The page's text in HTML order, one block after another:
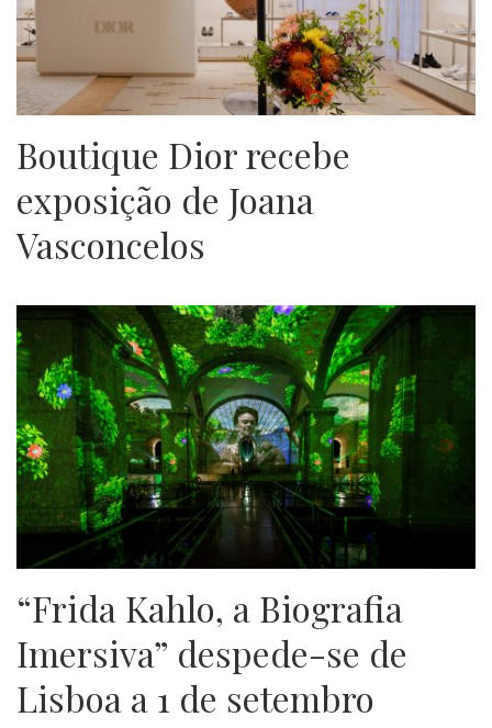
Boutique Dior recebe
exposição de Joana
Vasconcelos
“Frida Kahlo, a Biografia
Imersiva” despede-se de
Lisboa a 1 de setembro